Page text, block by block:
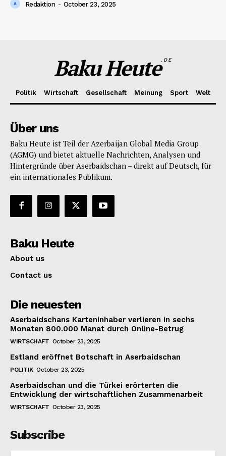
Redaktion - October 23, 2025
Baku Heute.DE
Politik Wirtschaft Gesellschaft Meinung Sport Welt
Über uns
Baku Heute ist Teil der Azerbaijan Global Media Group
(AGMG) und bietet aktuelle Nachrichten, Analysen und
Hintergründe über Aserbaidschan – direkt auf Deutsch, für
ein internationales Publikum.
Baku Heute
About us
Contact us
Die neuesten
Aserbaidschans Karteninhaber verlieren in sechs
Monaten 800.000 Manat durch Online-Betrug
WIRTSCHAFT October 23, 2025
Estland eröffnet Botschaft in Aserbaidschan
POLITIK October 23, 2025
Aserbaidschan und die Türkei erörterten die
Entwicklung der wirtschaftlichen Zusammenarbeit
WIRTSCHAFT October 23, 2025
Subscribe